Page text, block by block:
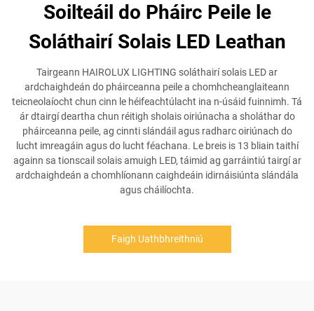
Soilteáil do Pháirc Peile le
Soláthairí Solais LED Leathan
Tairgeann HAIROLUX LIGHTING soláthairí solais LED ar
ardchaighdeán do pháirceanna peile a chomhcheanglaiteann
teicneolaíocht chun cinn le héifeachtúlacht ina n-úsáid fuinnimh. Tá
ár dtairgí deartha chun réitigh sholais oiriúnacha a sholáthar do
pháirceanna peile, ag cinnti slándáil agus radharc oiriúnach do
lucht imreagáin agus do lucht féachana. Le breis is 13 bliain taithí
againn sa tionscail solais amuigh LED, táimid ag garráintiú tairgí ar
ardchaighdeán a chomhlíonann caighdeáin idirnáisiúnta slándála
agus cháilíochta.
Faigh Uathbhreithniú